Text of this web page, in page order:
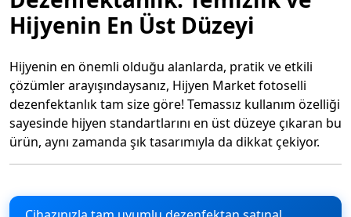
Hijyenin En Üst Düzeyi
Hijyenin en önemli olduğu alanlarda, pratik ve etkili
çözümler arayışındaysanız, Hijyen Market fotoselli
dezenfektanlık tam size göre! Temassız kullanım özelliği
sayesinde hijyen standartlarını en üst düzeye çıkaran bu
ürün, aynı zamanda şık tasarımıyla da dikkat çekiyor.